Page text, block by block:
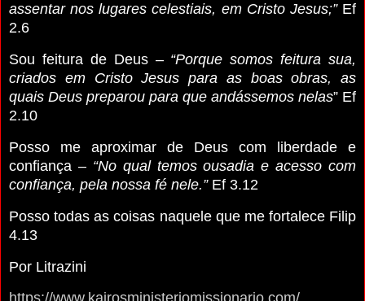
assentar nos lugares celestiais, em Cristo Jesus;”Ef
2.6
Sou feitura de Deus – “Porque somos feitura sua,
criados em Cristo Jesus para as boas obras, as
quais Deus preparou para que andássemos nelas” Ef
2.10
Posso me aproximar de Deus com liberdade e
confiança – “No qual temos ousadia e acesso com
confiança, pela nossa fé nele.”Ef 3.12
Posso todas as coisas naquele que me fortalece Filip
4.13
Por Litrazini